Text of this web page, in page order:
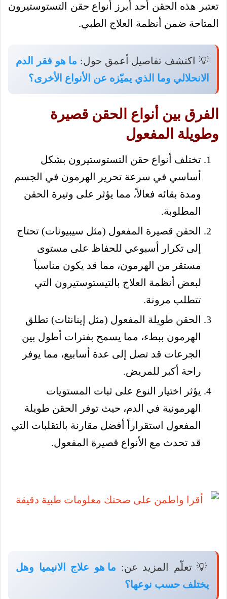
تعتبر هذه الحقن أحد أبرز أنواع حقن التستوستيرون
المتاحة ضمن أنظمة العلاج الطبي.
💡 اكتشف تفاصيل أعمق حول: ما هو فقر الدم
الانحلالي وما الذي يميّزه عن الأنواع الأخرى؟
الفرق بين أنواع الحقن قصيرة
وطويلة المفعول
تختلف أنواع حقن التستوستيرون بشكل
أساسي في سرعة تحرير الهرمون في الجسم
ومدة بقائه فعالاً، مما يؤثر على وتيرة الحقن
المطلوبة.
الحقن قصيرة المفعول (مثل سيبيونات) تحتاج
إلى تكرار أسبوعي للحفاظ على مستوى
مستقر من الهرمون، مما قد يكون مناسباً
لبعض أنظمة العلاج بالتيستوستيرون التي
تتطلب مرونة.
الحقن طويلة المفعول (مثل إينانثات) تطلق
الهرمون ببطء، مما يسمح بفترات أطول بين
الجرعات قد تصل إلى عدة أسابيع، مما يوفر
راحة أكبر للمريض.
يؤثر اختيار النوع على ثبات المستويات
الهرمونية في الدم، حيث توفر الحقن طويلة
المفعول استقراراً أفضل مقارنة بالتقلبات التي
قد تحدث مع الأنواع قصيرة المفعول.
💡 تعلّم المزيد عن: ما هو علاج الانيميا وهل
يختلف حسب نوعها؟